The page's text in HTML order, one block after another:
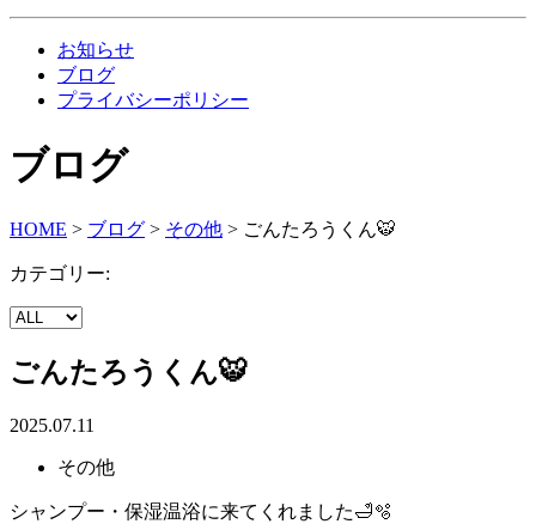
お知らせ
ブログ
プライバシーポリシー
ブログ
HOME > ブログ > その他 > ごんたろうくん🐯
カテゴリー:
ごんたろうくん🐯
2025.07.11
その他
シャンプー・保湿温浴に来てくれました🛁🫧